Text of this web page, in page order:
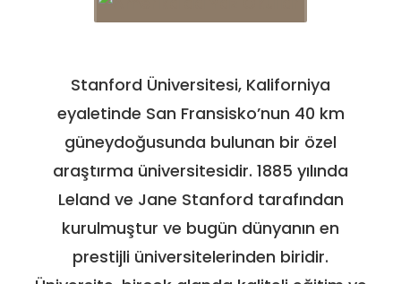
Stanford Üniversitesi, Kaliforniya
eyaletinde San Fransisko’nun 40 km
güneydoğusunda bulunan bir özel
araştırma üniversitesidir. 1885 yılında
Leland ve Jane Stanford tarafından
kurulmuştur ve bugün dünyanın en
prestijli üniversitelerinden biridir.